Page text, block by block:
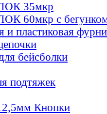
35мкр
60мкр с
и пластиковая
бейсболки
подтяжек
Кнопки